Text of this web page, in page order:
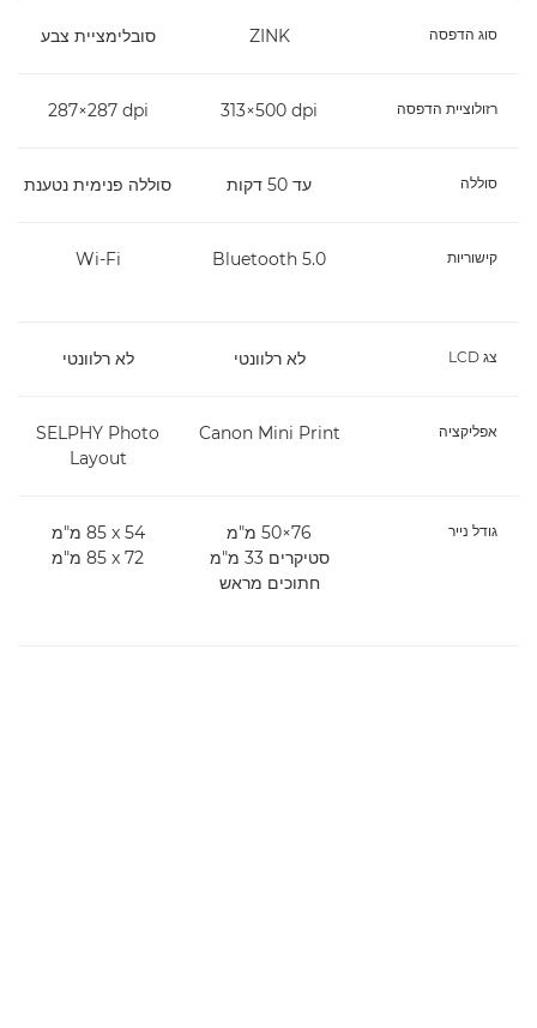
סוג הדפסה ZINK סובלימציית צבע
רזולוציית הדפסה ‎313×500 dpi
‎287×287 dpi
סוללה עד 50 דקות סוללה פנימית נטענת
קישוריות Bluetooth 5.0
Wi-Fi
צג LCD לא רלוונטי לא רלוונטי
אפליקציה Canon Mini Print
SELPHY Photo
Layout
גודל נייר
‎50×76 מ"מ
סטיקרים 33 מ"מ
חתוכים מראש
54 x‏ 85 מ"מ
72 x‏ 85 מ"מ